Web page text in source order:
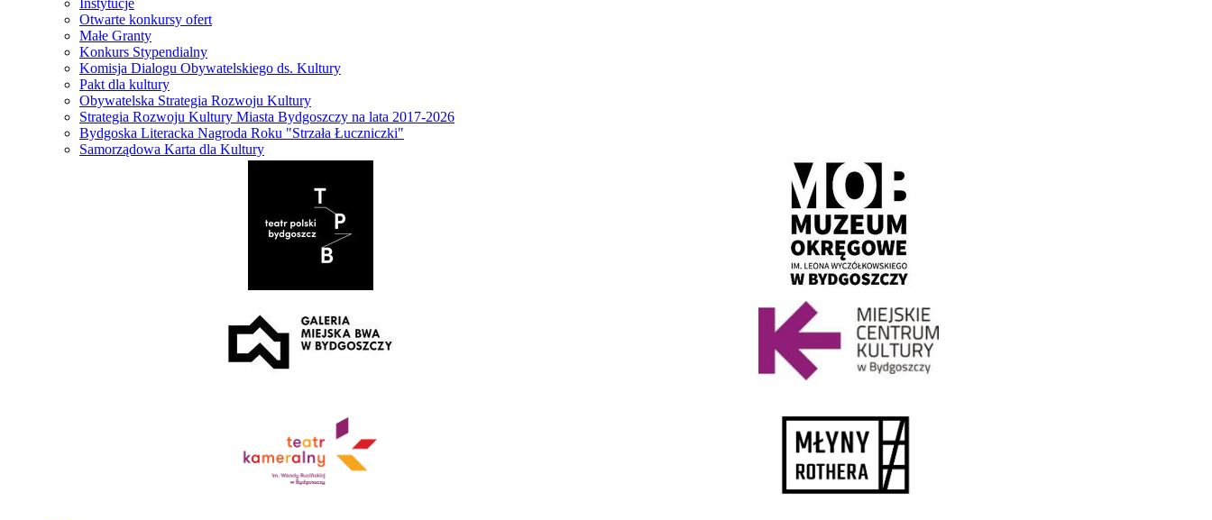
Instytucje
Otwarte konkursy ofert
Małe Granty
Konkurs Stypendialny
Komisja Dialogu Obywatelskiego ds. Kultury
Pakt dla kultury
Obywatelska Strategia Rozwoju Kultury
Strategia Rozwoju Kultury Miasta Bydgoszczy na lata 2017-2026
Bydgoska Literacka Nagroda Roku "Strzała Łuczniczki"
Samorządowa Karta dla Kultury